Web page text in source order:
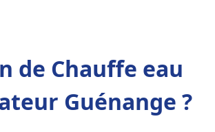
de Chauffe eau
Guénange ?